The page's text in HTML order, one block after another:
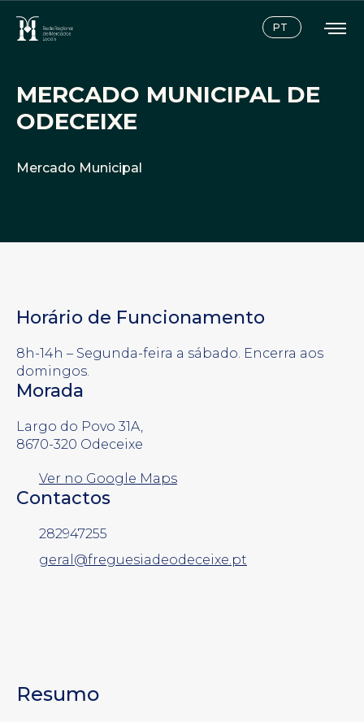
PT
MERCADO MUNICIPAL DE
ODECEIXE
Mercado Municipal
Horário de Funcionamento
8h-14h – Segunda-feira a sábado. Encerra aos
domingos.
Morada
Largo do Povo 31A,
8670-320 Odeceixe
Ver no Google Maps
Contactos
282947255
geral@freguesiadeodeceixe.pt
Resumo